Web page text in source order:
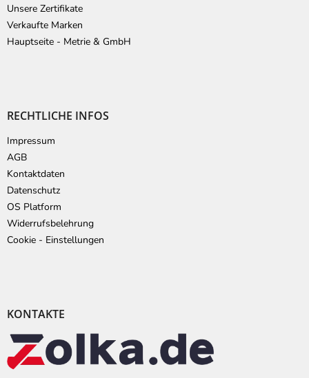
Unsere Zertifikate
Verkaufte Marken
Hauptseite - Metrie & GmbH
RECHTLICHE INFOS
Impressum
AGB
Kontaktdaten
Datenschutz
OS Platform
Widerrufsbelehrung
Cookie - Einstellungen
KONTAKTE